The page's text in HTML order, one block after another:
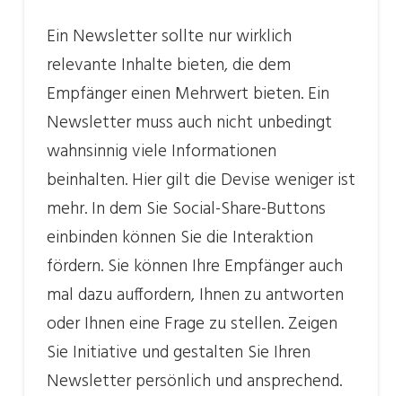
Ein Newsletter sollte nur wirklich
relevante Inhalte bieten, die dem
Empfänger einen Mehrwert bieten. Ein
Newsletter muss auch nicht unbedingt
wahnsinnig viele Informationen
beinhalten. Hier gilt die Devise weniger ist
mehr. In dem Sie Social-Share-Buttons
einbinden können Sie die Interaktion
fördern. Sie können Ihre Empfänger auch
mal dazu auffordern, Ihnen zu antworten
oder Ihnen eine Frage zu stellen. Zeigen
Sie Initiative und gestalten Sie Ihren
Newsletter persönlich und ansprechend.